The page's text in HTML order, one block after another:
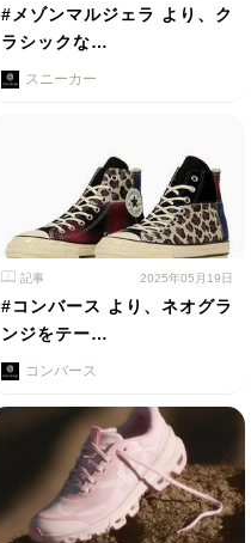
#メゾンマルジェラ より、ク
ラシックな…
スニーカー
記事 2025年05月19日
#コンバース より、ネオグラ
ンジをテー…
コンバース